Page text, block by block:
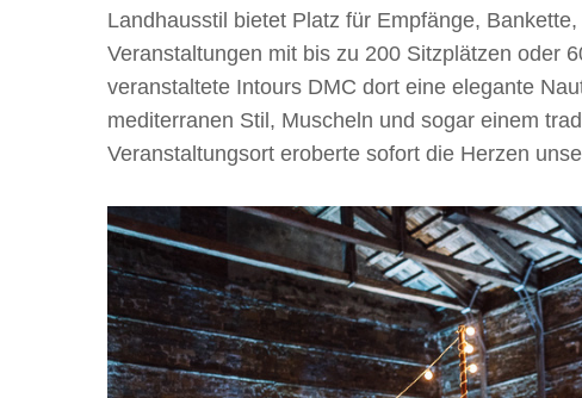
Landhausstil bietet Platz für Empfänge,
Veranstaltungen mit bis zu 200 Sitzplätzen oder
veranstaltete Intours DMC dort eine elegante
mediterranen Stil, Muscheln und sogar einem
Veranstaltungsort eroberte sofort die Herzen